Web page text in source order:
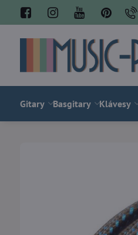
Gitary Basgitary Klávesy